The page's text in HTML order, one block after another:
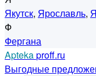
Якутск, Ярославль,
Ф
Фергана
Aptekaproff.ru
Выгодные